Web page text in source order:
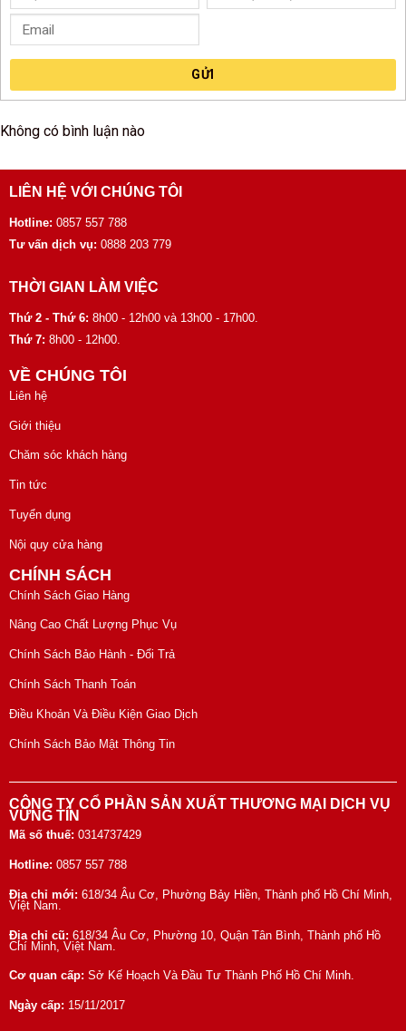
GỬI
Không có bình luận nào
LIÊN HỆ VỚI CHÚNG TÔI
Hotline: 0857 557 788
Tư vấn dịch vụ: 0888 203 779
THỜI GIAN LÀM VIỆC
Thứ 2 - Thứ 6: 8h00 - 12h00 và 13h00 - 17h00.
Thứ 7: 8h00 - 12h00.
VỀ CHÚNG TÔI
Liên hệ
Giới thiệu
Chăm sóc khách hàng
Tin tức
Tuyển dụng
Nội quy cửa hàng
CHÍNH SÁCH
Chính Sách Giao Hàng
Nâng Cao Chất Lượng Phục Vụ
Chính Sách Bảo Hành - Đổi Trả
Chính Sách Thanh Toán
Điều Khoản Và Điều Kiện Giao Dịch
Chính Sách Bảo Mật Thông Tin
CÔNG TY CỔ PHẦN SẢN XUẤT THƯƠNG MẠI DỊCH VỤ
VỮNG TÍN
Mã số thuế: 0314737429
Hotline: 0857 557 788
Địa chỉ mới: 618/34 Âu Cơ, Phường Bảy Hiền, Thành phố Hồ Chí Minh,
Việt Nam.
Địa chỉ cũ: 618/34 Âu Cơ, Phường 10, Quận Tân Bình, Thành phố Hồ
Chí Minh, Việt Nam.
Cơ quan cấp: Sở Kế Hoạch Và Đầu Tư Thành Phố Hồ Chí Minh.
Ngày cấp: 15/11/2017